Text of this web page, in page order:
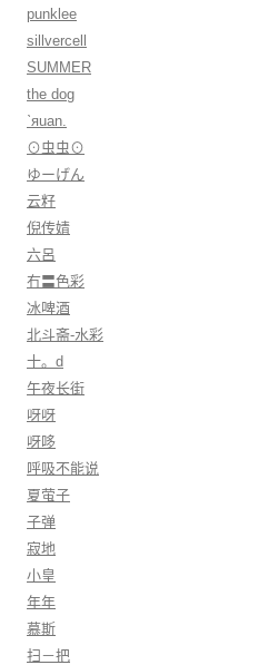
punklee
sillvercell
SUMMER
the dog
ˋяuan.
⊙虫虫⊙
ゆーげん
云籽
倪传婧
六呂
冇〓色彩
冰啤酒
北斗斋-水彩
十。d
午夜长街
呀呀
呀哆
呼吸不能说
夏萤子
子弹
寂地
小皇
年年
慕斯
扫－把